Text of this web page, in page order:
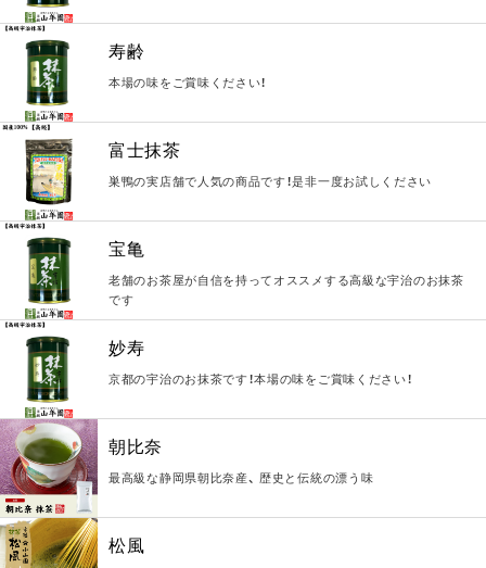
寿齢
本場の味をご賞味ください！
富士抹茶
巣鴨の実店舗で人気の商品です！是非一度お試しください
宝亀
老舗のお茶屋が自信を持ってオススメする高級な宇治のお抹茶
です
妙寿
京都の宇治のお抹茶です！本場の味をご賞味ください！
朝比奈
最高級な静岡県朝比奈産、 歴史と伝統の漂う味
松風